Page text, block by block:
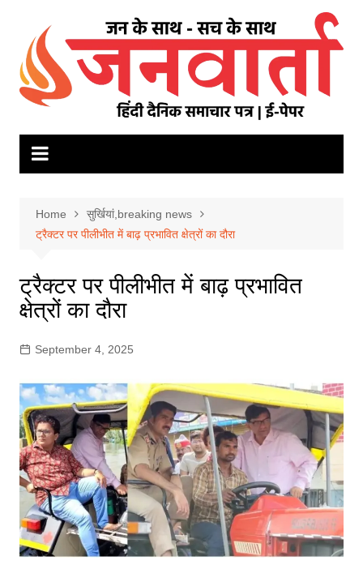
content
Home
सुर्खियां,breaking news
ट्रैक्टर पर पीलीभीत में बाढ़ प्रभावित क्षेत्रों का दौरा
ट्रैक्टर पर पीलीभीत में बाढ़ प्रभावित
क्षेत्रों का दौरा
September 4, 2025